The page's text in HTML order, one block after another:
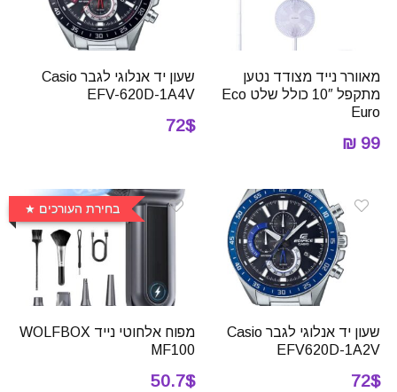
מאוורר נייד מצודד נטען
מתקפל 10″ כולל שלט Eco
Euro
99 ₪
שעון יד אנלוגי לגבר Casio
EFV-620D-1A4V
72$
שעון יד אנלוגי לגבר Casio
EFV620D-1A2V
72$
בחירת העורכים
מפוח אלחוטי נייד WOLFBOX
MF100
50.7$